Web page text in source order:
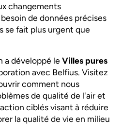
changements
de données précises
se fait plus urgent que
a développé le Villes pures
avec Belfius. Visitez
comment nous
de qualité de l'air et
ciblés visant à réduire
la qualité de vie en milieu